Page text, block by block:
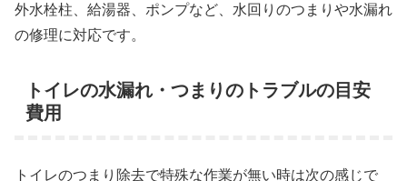
外水栓柱、給湯器、ポンプなど、水回りのつまりや水漏れ
の修理に対応です。
トイレの水漏れ・つまりのトラブルの目安
費用
トイレのつまり除去で特殊な作業が無い時は次の感じで